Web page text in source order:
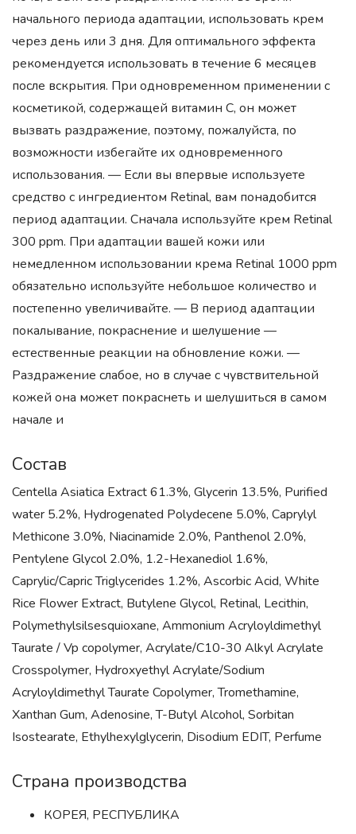
начального периода адаптации, использовать крем
через день или 3 дня. Для оптимального эффекта
рекомендуется использовать в течение 6 месяцев
после вскрытия. При одновременном применении с
косметикой, содержащей витамин С, он может
вызвать раздражение, поэтому, пожалуйста, по
возможности избегайте их одновременного
использования. — Если вы впервые используете
средство с ингредиентом Retinal, вам понадобится
период адаптации. Сначала используйте крем Retinal
300 ppm. При адаптации вашей кожи или
немедленном использовании крема Retinal 1000 ppm
обязательно используйте небольшое количество и
постепенно увеличивайте. — В период адаптации
покалывание, покраснение и шелушение —
естественные реакции на обновление кожи. —
Раздражение слабое, но в случае с чувствительной
кожей она может покраснеть и шелушиться в самом
начале и
Состав
Centella Asiatica Extract 61.3%, Glycerin 13.5%, Purified
water 5.2%, Hydrogenated Polydecene 5.0%, Caprylyl
Methicone 3.0%, Niacinamide 2.0%, Рanthenol 2.0%,
Pentylene Glycol 2.0%, 1.2-Hexanediol 1.6%,
Caprylic/Capric Triglycerides 1.2%, Ascorbic Acid, White
Rice Flower Extract, Butylene Glycol, Retinal, Lecithin,
Polymethylsilsesquioxane, Ammonium Acryloyldimethyl
Taurate / Vp copolymer, Acrylate/C10-30 Alkyl Acrylate
Crosspolymer, Hydroxyethyl Acrylate/Sodium
Acryloyldimethyl Taurate Copolymer, Tromethamine,
Xanthan Gum, Adenosine, T-Butyl Alcohol, Sorbitan
Isostearate, Ethylhexylglycerin, Disodium EDIT, Perfume
Страна производства
КОРЕЯ, РЕСПУБЛИКА